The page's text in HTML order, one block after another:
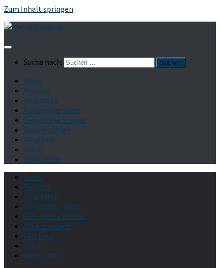
Zum Inhalt springen
Suche nach:
News
Reviews
Tourdates
Konzertberichte
Behind the Scenes
Shot on Stage
Playlists
Team
Newsletter
News
Reviews
Tourdates
Konzertberichte
Behind the Scenes
Shot on Stage
Playlists
Team
Newsletter